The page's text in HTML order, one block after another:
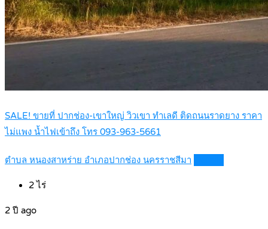
SALE! ขายที่ ปากช่อง-เขาใหญ่ วิวเขา ทำเลดี ติดถนนราดยาง ราคา
ไม่แพง น้ำไฟเข้าถึง โทร 093-963-5661
ตำบล หนองสาหร่าย อำเภอปากช่อง นครราชสีมา
2ไร่
2 ปี ago